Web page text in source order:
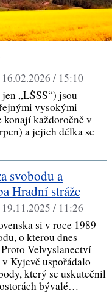
16.02.2026 / 15:10
„LŠSS“) jsou
vysokými
konají každoročně v
a jejich délka se
svobodu a
Hradní stráže
19.11.2025 / 11:26
si v roce 1989
o kterou dnes
Velvyslanectví
Kyjevě uspořádalo
který se uskutečnil
bývalé…